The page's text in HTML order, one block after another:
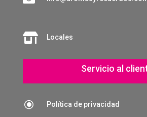
 Locales
Servicio al
\ Política de privacidad